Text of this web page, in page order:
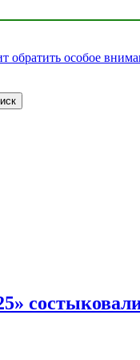
обратить особое